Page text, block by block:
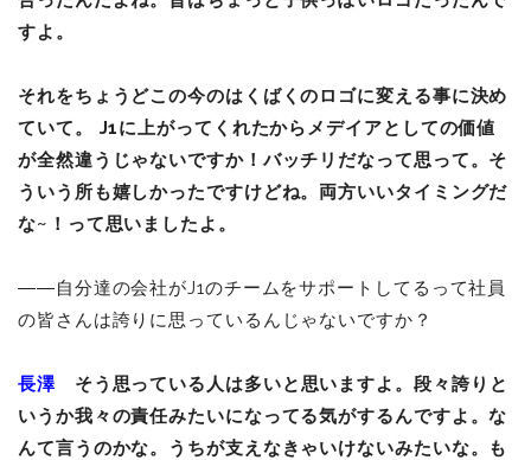
すよ。
それをちょうどこの今のはくばくのロゴに変える事に決め
ていて。 J1に上がってくれたからメデイアとしての価値
が全然違うじゃないですか！バッチリだなって思って。そ
ういう所も嬉しかったですけどね。両方いいタイミングだ
な~！って思いましたよ。
――自分達の会社がJ1のチームをサポートしてるって社員
の皆さんは誇りに思っているんじゃないですか？
長澤
そう思っている人は多いと思いますよ。段々誇りと
いうか我々の責任みたいになってる気がするんですよ。な
んて言うのかな。うちが支えなきゃいけないみたいな。も